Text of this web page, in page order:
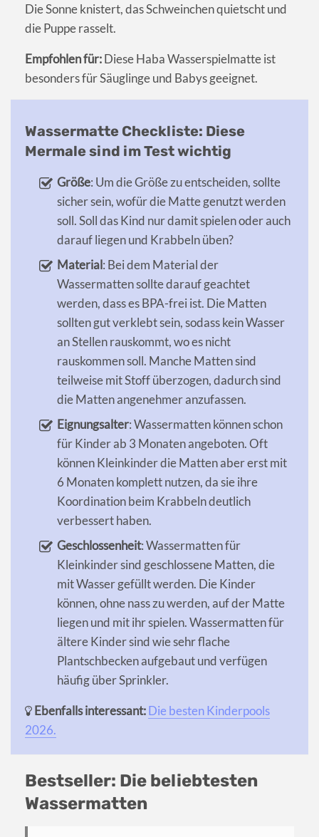
Die Sonne knistert, das Schweinchen quietscht und
die Puppe rasselt.
Empfohlen für:Diese Haba Wasserspielmatte ist
besonders für Säuglinge und Babys geeignet.
Wassermatte Checkliste: Diese
Mermale sind im Test wichtig
Größe: Um die Größe zu entscheiden, sollte
sicher sein, wofür die Matte genutzt werden
soll. Soll das Kind nur damit spielen oder auch
darauf liegen und Krabbeln üben?
Material: Bei dem Material der
Wassermatten sollte darauf geachtet
werden, dass es BPA-frei ist. Die Matten
sollten gut verklebt sein, sodass kein Wasser
an Stellen rauskommt, wo es nicht
rauskommen soll. Manche Matten sind
teilweise mit Stoff überzogen, dadurch sind
die Matten angenehmer anzufassen.
Eignungsalter: Wassermatten können schon
für Kinder ab 3 Monaten angeboten. Oft
können Kleinkinder die Matten aber erst mit
6 Monaten komplett nutzen, da sie ihre
Koordination beim Krabbeln deutlich
verbessert haben.
Geschlossenheit: Wassermatten für
Kleinkinder sind geschlossene Matten, die
mit Wasser gefüllt werden. Die Kinder
können, ohne nass zu werden, auf der Matte
liegen und mit ihr spielen. Wassermatten für
ältere Kinder sind wie sehr flache
Plantschbecken aufgebaut und verfügen
häufig über Sprinkler.
Ebenfalls interessant:Die besten Kinderpools
2026.
Bestseller: Die beliebtesten
Wassermatten